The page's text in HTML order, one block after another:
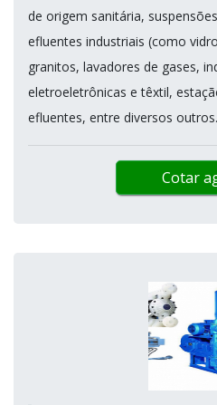
de origem sanitária,
efluentes industriais (como
granitos, lavadores de gases,
eletroeletrônicas e têxtil,
efluentes, entre diversos outros.
Cotar